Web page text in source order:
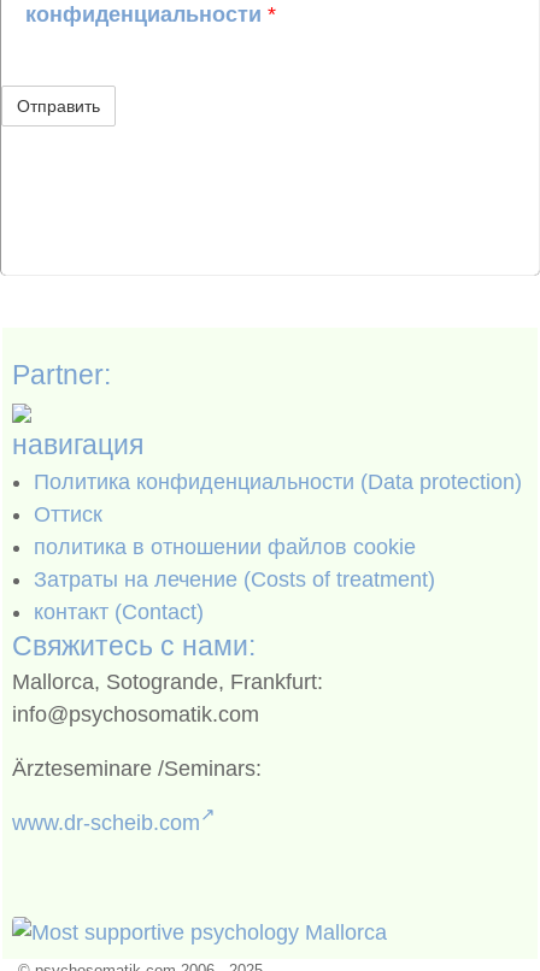
конфиденциальности *
Partner:
навигация
Политика конфиденциальности (Data protection)
Оттиск
политика в отношении файлов cookie
Затраты на лечение (Costs of treatment)
контакт (Contact)
Свяжитесь с нами:
Mallorca, Sotogrande, Frankfurt:
info@psychosomatik.com
Ärzteseminare /Seminars:
www.dr-scheib.com